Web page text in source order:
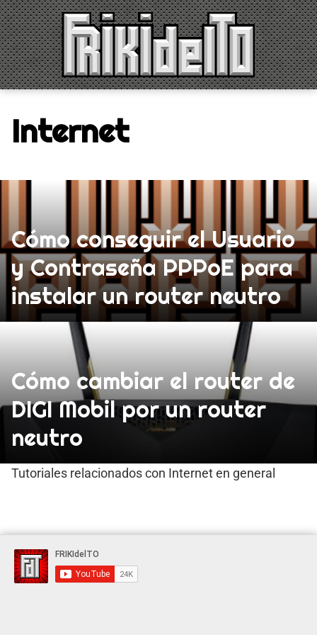
Saltar
al
contenido
Internet
Cómo conseguir el Usuario
y Contraseña PPPoE para
instalar un router neutro
Cómo cambiar el router de
DIGI Mobil por un router
neutro
Tutoriales relacionados con Internet en general